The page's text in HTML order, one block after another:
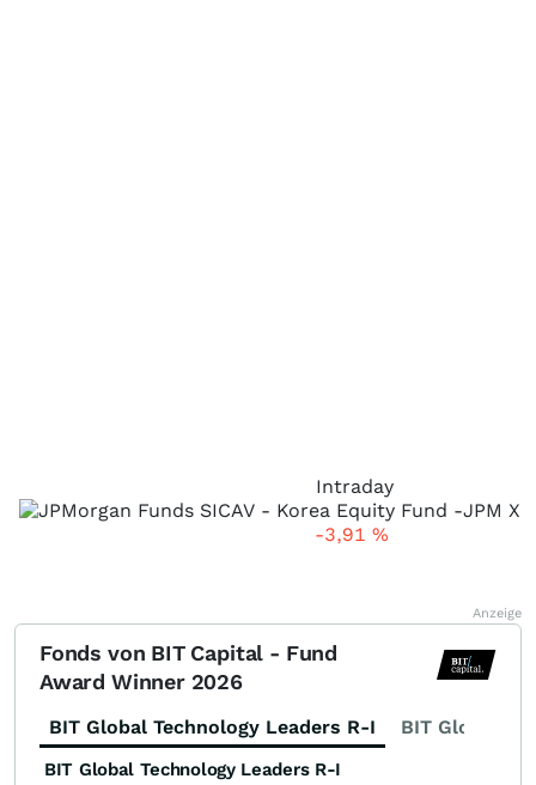
Intraday
-3,91 %
Anzeige
Fonds von BIT Capital - Fund
Award Winner 2026
BIT Global Technology Leaders R-I BIT Global
BIT Global Technology Leaders R-I